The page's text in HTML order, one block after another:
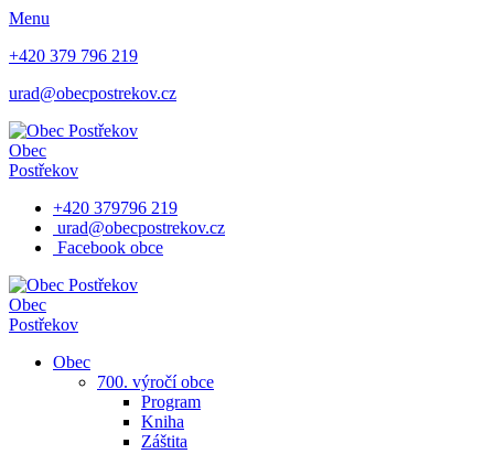
Menu
+420 379 796 219
urad@obecpostrekov.cz
Obec
Postřekov
+420 379796 219
urad@obecpostrekov.cz
Facebook​ obce
Obec
Postřekov
Obec
700. výročí obce
Program
Kniha
Záštita